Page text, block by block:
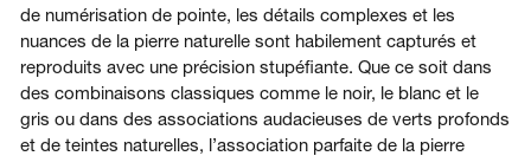
de numérisation de pointe, les détails complexes et les
nuances de la pierre naturelle sont habilement capturés et
reproduits avec une précision stupéfiante. Que ce soit dans
des combinaisons classiques comme le noir, le blanc et le
gris ou dans des associations audacieuses de verts profonds
et de teintes naturelles, l’association parfaite de la pierre